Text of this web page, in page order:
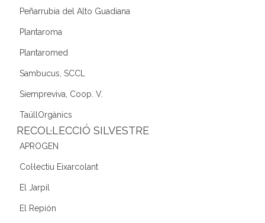
Peñarrubia del Alto Guadiana
Plantaroma
Plantaromed
Sambucus, SCCL
Siempreviva, Coop. V.
TaüllOrgànics
RECOL·LECCIÓ SILVESTRE
APROGEN
Col·lectiu Eixarcolant
El Jarpil
El Repión